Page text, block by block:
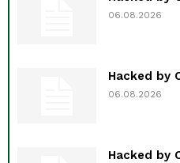
06.08.2026
Hacked by
06.08.2026
Hacked by